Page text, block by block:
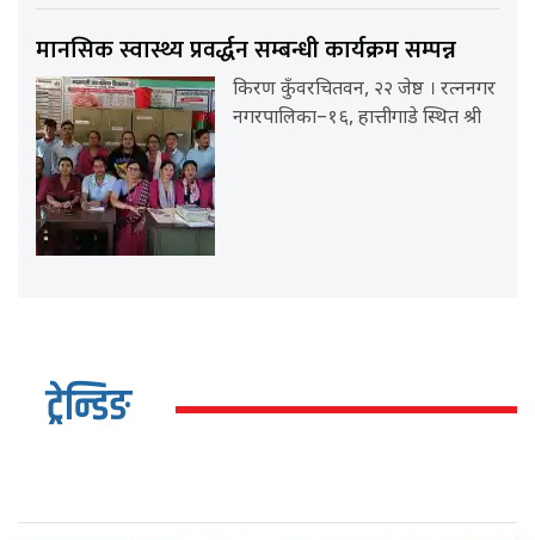
मानसिक स्वास्थ्य प्रवर्द्धन सम्बन्धी कार्यक्रम सम्पन्न
किरण कुँवरचितवन, २२ जेष्ठ । रत्ननगर
नगरपालिका–१६, हात्तीगाडे स्थित श्री
ट्रेन्डिङ